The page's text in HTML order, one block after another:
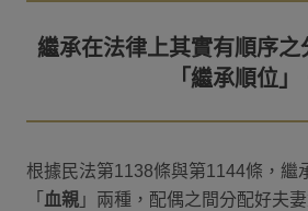
繼承在法律上其實有順序
根據民法第1138條與第1144條，繼
「 血親 」兩種，配偶之間分配好夫